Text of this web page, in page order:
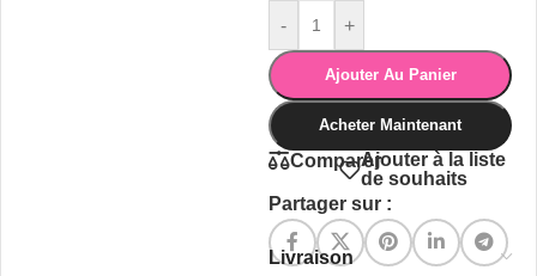
- +
Ajouter Au Panier
Acheter Maintenant
ComparerAjouter à la liste
de souhaits
Partager sur :
Livraison